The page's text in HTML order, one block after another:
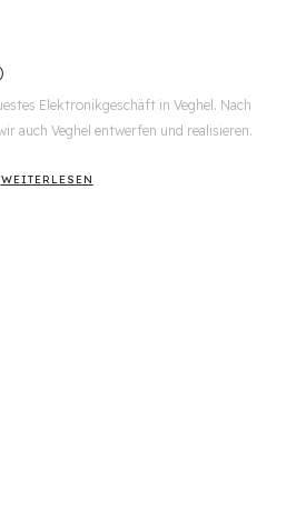
Elektronikgeschäft in Veghel. Nach
auch Veghel entwerfen und realisieren.
WEITERLESEN